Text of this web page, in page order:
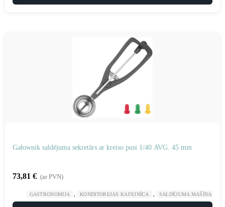
Gałownik saldējuma sekretārs ar kreiso pusi 1/40 AVG. 45 mm
73,81 € (ar PVN)
GASTRONOMIJA KONDITOREJAS KAFEJNĪCA SALDĒJUMA MAŠĪNAS